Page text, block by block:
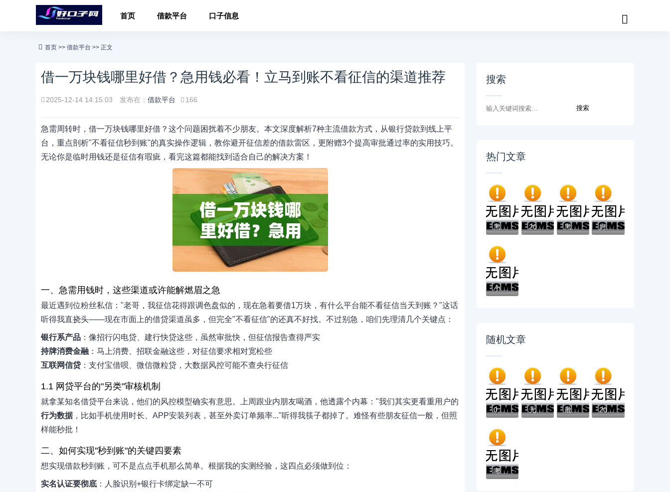
首页 借款平台 口子信息
首页 >> 借款平台 >> 正文
借一万块钱哪里好借？急用钱必看！立马到账不看征信的渠道推荐
2025-12-14 14:15:03 发布在： 借款平台 166
急需周转时，借一万块钱哪里好借？这个问题困扰着不少朋友。本文深度解析7种主流借款方式，从银行贷款到线上平
台，重点剖析"不看征信秒到账"的真实操作逻辑，教你避开征信差的借款雷区，更附赠3个提高审批通过率的实用技巧。
无论你是临时用钱还是征信有瑕疵，看完这篇都能找到适合自己的解决方案！
一、急需用钱时，这些渠道或许能解燃眉之急
最近遇到位粉丝私信："老哥，我征信花得跟调色盘似的，现在急着要借1万块，有什么平台能不看征信当天到账？"这话
听得我直挠头——现在市面上的借贷渠道虽多，但完全"不看征信"的还真不好找。不过别急，咱们先理清几个关键点：
银行系产品 ：像招行闪电贷、建行快贷这些，虽然审批快，但征信报告查得严实
持牌消费金融 ：马上消费、招联金融这些，对征信要求相对宽松些
互联网信贷 ：支付宝借呗、微信微粒贷，大数据风控可能不查央行征信
1.1 网贷平台的"另类"审核机制
就拿某知名借贷平台来说，他们的风控模型确实有意思。上周跟业内朋友喝酒，他透露个内幕："我们其实更看重用户的
行为数据，比如手机使用时长、APP安装列表，甚至外卖订单频率..."听得我筷子都掉了。难怪有些朋友征信一般，但照
样能秒批！
二、如何实现"秒到账"的关键四要素
想实现借款秒到账，可不是点点手机那么简单。根据我的实测经验，这四点必须做到位：
实名认证要彻底 ：人脸识别+银行卡绑定缺一不可
搜索
热门文章
黑户有逾期哪里能借到钱啊急用！看这5个黑户... 2025不看征信负债的网贷百分百下款，最新5个... 黑户能下款的app口子有哪些？今天带来10款黑... 好分期哪个口子好下款？老哥实测避坑贷款平...
小辉贷容易下款吗就选这7个4千元黑户无条件...
随机文章
0投资轻松借钱？5个靠谱2025晚上不审核直接... 无需工作证明也能快速下款的贷款平台解析 最新发布护士借钱微信，私人借钱5千元有这6... 2025年不看征信也能下款的网贷平台有哪些？...
哪个大口子下款快的？最新贷款平台实测分析...